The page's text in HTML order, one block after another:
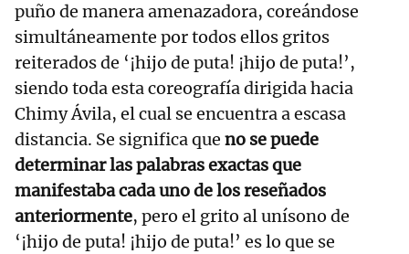
puño de manera amenazadora, coreándose
simultáneamente por todos ellos gritos
reiterados de ‘¡hijo de puta! ¡hijo de puta!’,
siendo toda esta coreografía dirigida hacia
Chimy Ávila, el cual se encuentra a escasa
distancia. Se significa que no se puede
determinar las palabras exactas que
manifestaba cada uno de los reseñados
anteriormente, pero el grito al unísono de
‘¡hijo de puta! ¡hijo de puta!’ es lo que se